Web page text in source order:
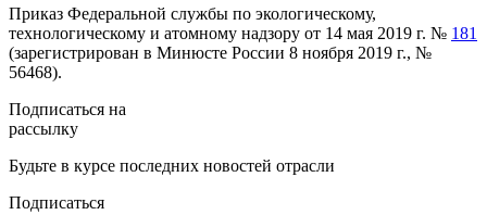
Приказ Федеральной службы по экологическому,
технологическому и атомному надзору от 14 мая 2019 г. № 181
(зарегистрирован в Минюсте России 8 ноября 2019 г., №
56468).
Подписаться на
рассылку
Будьте в курсе последних новостей отрасли
Подписаться